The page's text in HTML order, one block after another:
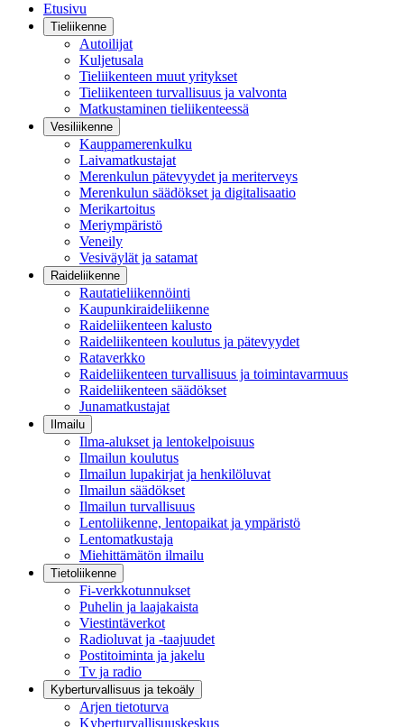
Etusivu
Tieliikenne
Autoilijat
Kuljetusala
Tieliikenteen muut yritykset
Tieliikenteen turvallisuus ja valvonta
Matkustaminen tieliikenteessä
Vesiliikenne
Kauppamerenkulku
Laivamatkustajat
Merenkulun pätevyydet ja meriterveys
Merenkulun säädökset ja digitalisaatio
Merikartoitus
Meriympäristö
Veneily
Vesiväylät ja satamat
Raideliikenne
Rautatieliikennöinti
Kaupunkiraideliikenne
Raideliikenteen kalusto
Raideliikenteen koulutus ja pätevyydet
Rataverkko
Raideliikenteen turvallisuus ja toimintavarmuus
Raideliikenteen säädökset
Junamatkustajat
Ilmailu
Ilma-alukset ja lentokelpoisuus
Ilmailun koulutus
Ilmailun lupakirjat ja henkilöluvat
Ilmailun säädökset
Ilmailun turvallisuus
Lentoliikenne, lentopaikat ja ympäristö
Lentomatkustaja
Miehittämätön ilmailu
Tietoliikenne
Fi-verkkotunnukset
Puhelin ja laajakaista
Viestintäverkot
Radioluvat ja -taajuudet
Postitoiminta ja jakelu
Tv ja radio
Kyberturvallisuus ja tekoäly
Arjen tietoturva
Kyberturvallisuuskeskus